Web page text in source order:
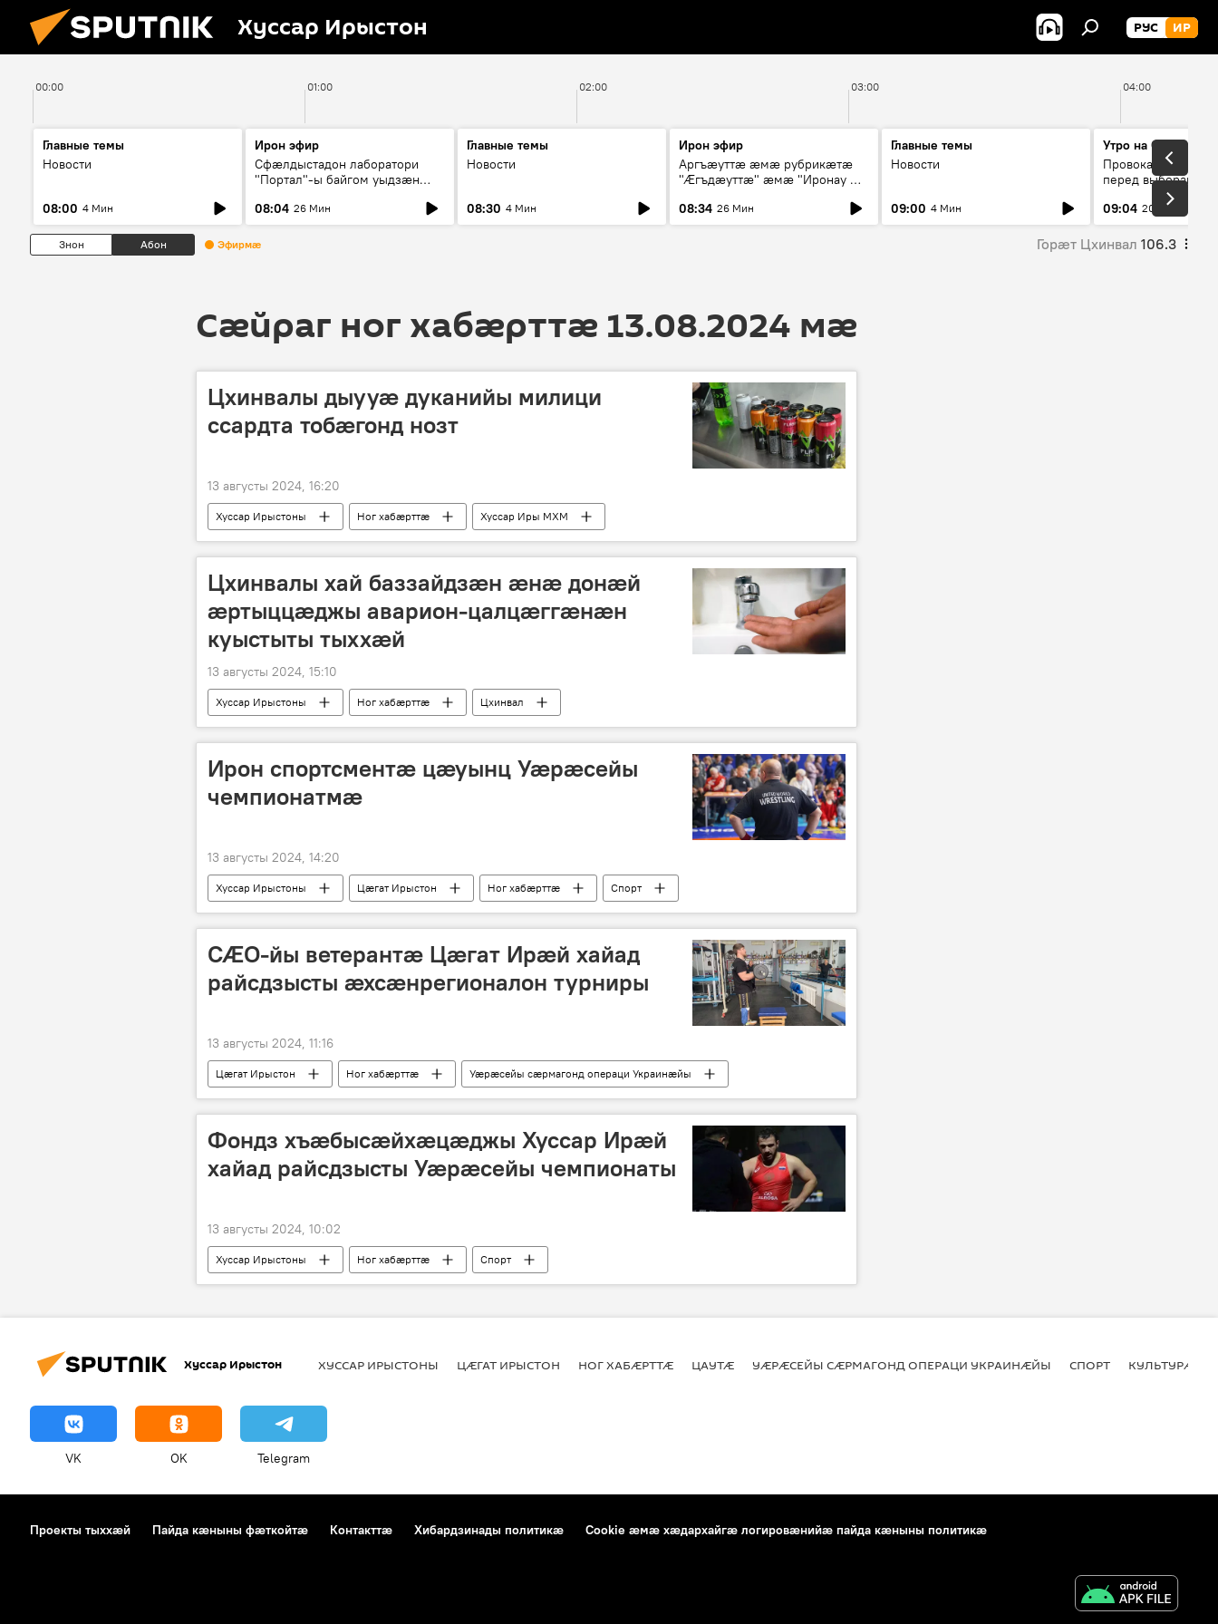
Хуссар Ирыстон РУС ИР
00:00 01:00 02:00 03:00 04:00
Главные темы
Новости
08:00 4 Мин
Ирон эфир
Сфæлдыстадон лаборатори
"Портал"-ы байгом уыдзæн
Æхсары куыстыты равдыст
08:04 26 Мин
Главные темы
Новости
08:30 4 Мин
Ирон эфир
Аргъæуттæ æмæ рубрикæтæ
"Æгъдæуттæ" æмæ "Иронау æй
08:34 26 Мин
Главные темы
Новости
09:00 4 Мин
Утро на Спутнике
Провокации со
перед выборами в
09:04 20 Мин
Знон Абон Эфирмæ Горӕт Цхинвал 106.3
Сӕйраг ног хабӕрттӕ 13.08.2024 мӕ
Цхинвалы дыууӕ дуканийы милици
ссардта тобӕгонд нозт
13 августы 2024, 16:20
Хуссар Ирыстоны Ног хабӕрттӕ Хуссар Иры МХМ
Цхинвалы хай баззайдзӕн ӕнӕ донӕй
ӕртыццӕджы аварион-цалцӕггӕнӕн
куыстыты тыххӕй
13 августы 2024, 15:10
Хуссар Ирыстоны Ног хабӕрттӕ Цхинвал
Ирон спортсментӕ цӕуынц Уӕрӕсейы
чемпионатмӕ
13 августы 2024, 14:20
Хуссар Ирыстоны Цӕгат Ирыстон Ног хабӕрттӕ Спорт
СӔО-йы ветерантӕ Цӕгат Ирӕй хайад
райсдзысты ӕхсӕнрегионалон турниры
13 августы 2024, 11:16
Цӕгат Ирыстон Ног хабӕрттӕ Уӕрӕсейы сӕрмагонд операци Украинӕйы
Фондз хъӕбысӕйхӕцӕджы Хуссар Ирӕй
хайад райсдзысты Уӕрӕсейы чемпионаты
13 августы 2024, 10:02
Хуссар Ирыстоны Ног хабӕрттӕ Спорт
Хуссар Ирыстон ХУССАР ИРЫСТОНЫ ЦӔГАТ ИРЫСТОН НОГ ХАБӔРТТӔ ЦАУТӔ УӔРӔСЕЙЫ СӔРМАГОНД ОПЕРАЦИ УКРАИНӔЙЫ СПОРТ КУЛЬТУРӔ
VK OK Telegram
Проекты тыххӕй Пайда кӕныны фӕткойтӕ Контакттӕ Хибардзинады политикæ Cookie æмæ хæдархайгæ логировæнийæ пайда кæныны политикæ